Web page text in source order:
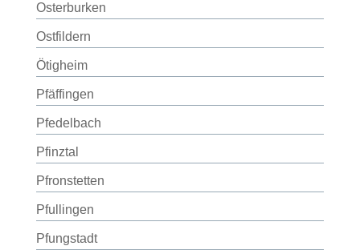
Osterburken
Ostfildern
Ötigheim
Pfäffingen
Pfedelbach
Pfinztal
Pfronstetten
Pfullingen
Pfungstadt